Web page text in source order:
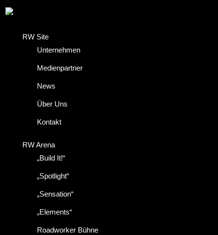
RW Site
Unternehmen
Medienpartner
News
Über Uns
Kontakt
RW Arena
„Build It!“
„Spotlight“
„Sensation“
„Elements“
Roadworker Bühne